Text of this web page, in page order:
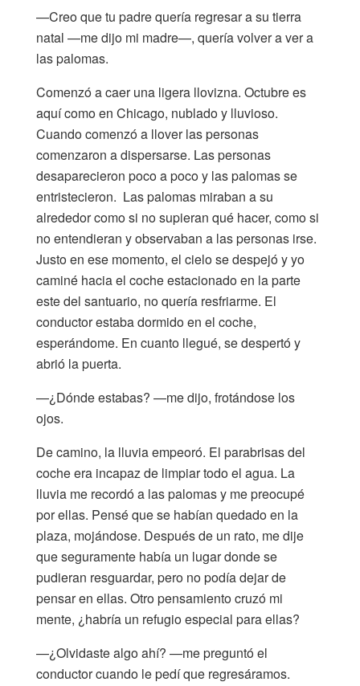
—Creo que tu padre quería regresar a su tierra
natal —me dijo mi madre—, quería volver a ver a
las palomas.
Comenzó a caer una ligera llovizna. Octubre es
aquí como en Chicago, nublado y lluvioso.
Cuando comenzó a llover las personas
comenzaron a dispersarse. Las personas
desaparecieron poco a poco y las palomas se
entristecieron. Las palomas miraban a su
alrededor como si no supieran qué hacer, como si
no entendieran y observaban a las personas irse.
Justo en ese momento, el cielo se despejó y yo
caminé hacia el coche estacionado en la parte
este del santuario, no quería resfriarme. El
conductor estaba dormido en el coche,
esperándome. En cuanto llegué, se despertó y
abrió la puerta.
—¿Dónde estabas? —me dijo, frotándose los
ojos.
De camino, la lluvia empeoró. El parabrisas del
coche era incapaz de limpiar todo el agua. La
lluvia me recordó a las palomas y me preocupé
por ellas. Pensé que se habían quedado en la
plaza, mojándose. Después de un rato, me dije
que seguramente había un lugar donde se
pudieran resguardar, pero no podía dejar de
pensar en ellas. Otro pensamiento cruzó mi
mente, ¿habría un refugio especial para ellas?
—¿Olvidaste algo ahí? —me preguntó el
conductor cuando le pedí que regresáramos.